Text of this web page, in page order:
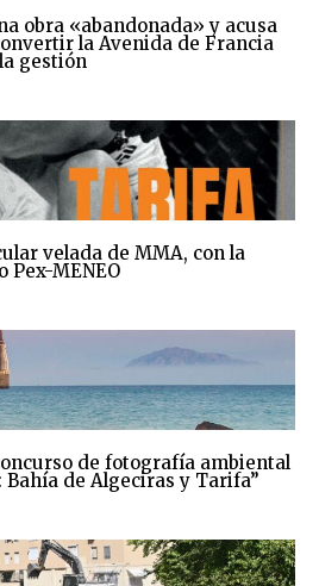
obra «abandonada» y acusa
la Avenida de Francia
gestión
velada de MMA, con la
Pex-MENEO
de fotografía ambiental
Bahía de Algeciras y Tarifa”